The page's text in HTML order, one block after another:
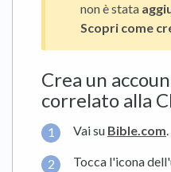
non è stata
Scopri come
Crea un
correlato alla
Vai su Bible.com.
Tocca l'icona